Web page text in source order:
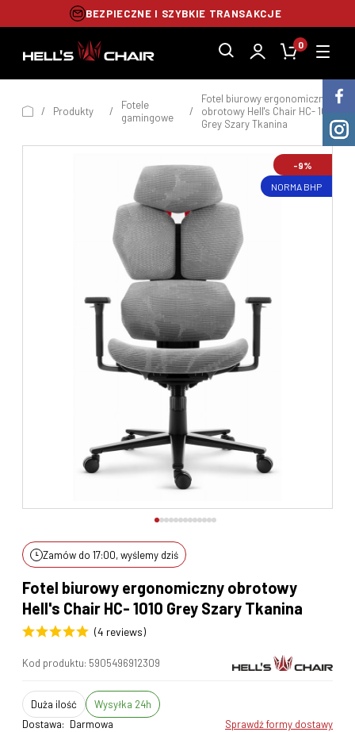
BEZPIECZNE I SZYBKIE TRANSAKCJE
0
/ Produkty /
Fotele
gamingowe
/
Fotel biurowy ergonomiczny
obrotowy Hell's Chair HC- 1010
Grey Szary Tkanina
-9%
NORMA BHP
Zamów do 17:00, wyślemy dziś
Fotel biurowy ergonomiczny obrotowy
Hell's Chair HC- 1010 Grey Szary Tkanina
(4 reviews)
Kod produktu: 5905496912309
duża ilość
Wysyłka 24h
Dostawa:
Darmowa sprawdź formy dostawy